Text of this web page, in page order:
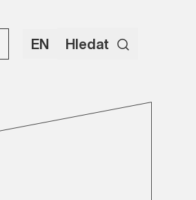
EN Hledat